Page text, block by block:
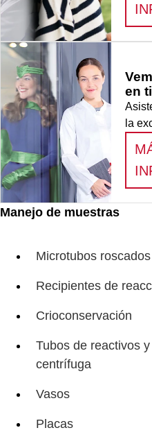
Manejo de muestras
Microtubos roscados
Recipientes de
Crioconservación
Tubos de reactivos
centrífuga
Vasos
Placas
en
la